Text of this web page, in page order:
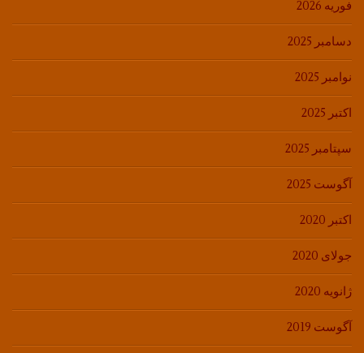
فوریه 2026
دسامبر 2025
نوامبر 2025
اکتبر 2025
سپتامبر 2025
آگوست 2025
اکتبر 2020
جولای 2020
ژانویه 2020
آگوست 2019